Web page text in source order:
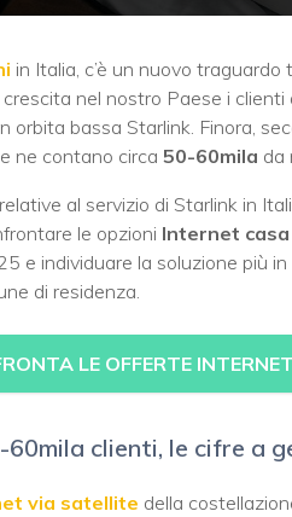
in Italia, c’è un nuovo
crescita nel nostro Paese i clienti
orbita bassa Starlink. Finora,
ne contano circa 50-60mila da
al servizio di Starlink in
le opzioni Internet casa
e individuare la soluzione più
di residenza.
LE OFFERTE
clienti, le cifre a
via satellite della